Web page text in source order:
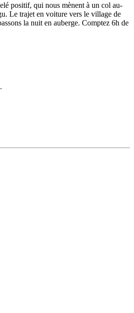
positif, qui nous mènent à un col au-
Le trajet en voiture vers le village de
la nuit en auberge. Comptez 6h de